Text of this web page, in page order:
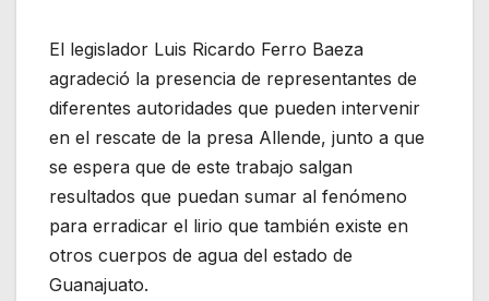
El legislador Luis Ricardo Ferro Baeza
agradeció la presencia de representantes de
diferentes autoridades que pueden intervenir
en el rescate de la presa Allende, junto a que
se espera que de este trabajo salgan
resultados que puedan sumar al fenómeno
para erradicar el lirio que también existe en
otros cuerpos de agua del estado de
Guanajuato.